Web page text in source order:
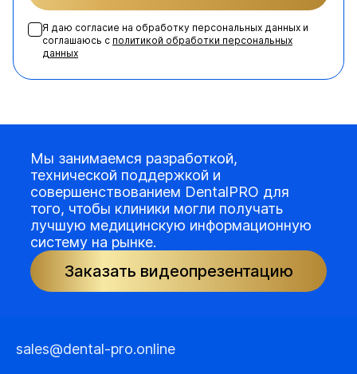
Я даю согласие на обработку персональных данных и
соглашаюсь с политикой обработки персональных
данных
Мы занимаемся разработкой,
технической поддержкой и
совершенствованием DentalPRO для
того, чтобы клиники могли получать
лучшую медицинскую информационную
систему на рынке.
Заказать видеопрезентацию
sales@dental-pro.online